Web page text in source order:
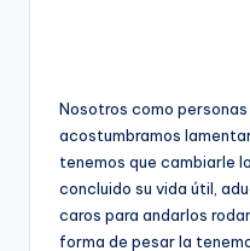
Nosotros como
acostumbramos
tenemos que cambiarle
concluido su vida útil,
caros para andarlos
forma de pesar la